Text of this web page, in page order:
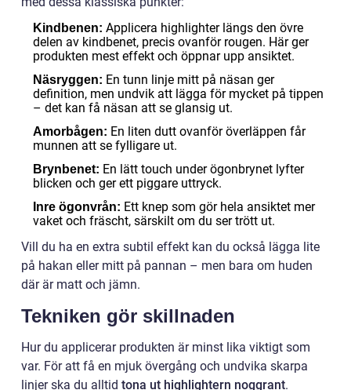
Kindbenen: Applicera highlighter längs den övre
delen av kindbenet, precis ovanför rougen. Här ger
produkten mest effekt och öppnar upp ansiktet.
Näsryggen: En tunn linje mitt på näsan ger
definition, men undvik att lägga för mycket på tippen
– det kan få näsan att se glansig ut.
Amorbågen: En liten dutt ovanför överläppen får
munnen att se fylligare ut.
Brynbenet: En lätt touch under ögonbrynet lyfter
blicken och ger ett piggare uttryck.
Inre ögonvrån: Ett knep som gör hela ansiktet mer
vaket och fräscht, särskilt om du ser trött ut.
Vill du ha en extra subtil effekt kan du också lägga lite
på hakan eller mitt på pannan – men bara om huden
där är matt och jämn.
Tekniken gör skillnaden
Hur du applicerar produkten är minst lika viktigt som
var. För att få en mjuk övergång och undvika skarpa
linjer ska du alltid tona ut highlightern noggrant.